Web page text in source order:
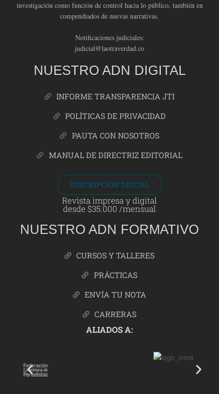
investigación como función de control hacia lo público, también en
compendiados de nuevas narrativas.
Notificaciones judiciales:
judicial@laotraverdad.co
NUESTRO ADN DIGITAL
INFORME TRANSPARENCIA JTI
POLÍTICAS DE PRIVACIDAD
PAUTA CON NOSOTROS
MANUAL DE DIRECTRIZ EDITORIAL
SUSCRIPCIÓN DIGITAL
Revista impresa y digital
desde $35.000 /mensual
NUESTRO ADN FORMATIVO
CURSOS Y TALLERES
PRÁCTICAS
ENVÍA TU NOTA
CARRERAS
ALIADOS A: